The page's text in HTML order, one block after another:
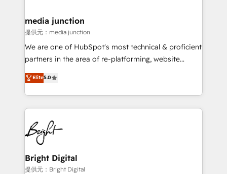
Mexico, USA, and Portugal—we've executed over a
hundred successful operations. Our approach,
rooted in RevOps principles, integrates analysis,
training, planning, and qualification. Leveraging
inbound marketing tactics, we focus on
understanding, nurturing, and converting leads.
competitive market.
media junction
提供元：media junction
We are one of HubSpot's most technical & proficient
partners in the area of re-platforming, website
design & development. We specialize in multi-hub
implementations for mid-market & enterprise
companies. We are woman-owned, powered by
coffee, and we ❤️ dogs. We produce award-winning
work for our clients. 🏆2023 Technical Expertise
Impact Award 🏆2022 Technical Expertise Impact
Award 🏆2022 Platform Migration Excellence Impact
Award 🏆2020 Elite Solutions Partner 🏆2019
Integrations HubSpot Impact Award 🏆2019
Elite5.0
Bright Digital
提供元：Bright Digital